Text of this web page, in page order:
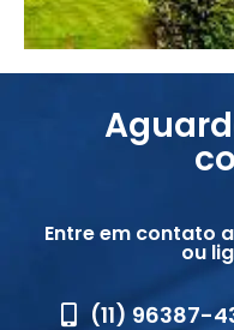
Entre em contato
ou
(11) 96387-